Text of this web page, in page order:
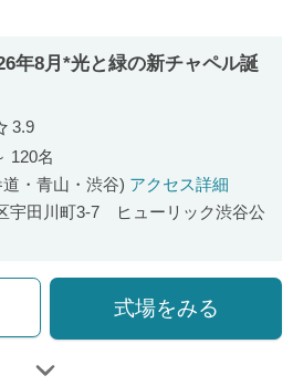
年8月*光と緑の新チャペル誕
口コミ評価
3.9
120名
・青山・渋谷) アクセス詳細
宇田川町3-7 ヒューリック渋谷公
式場をみる